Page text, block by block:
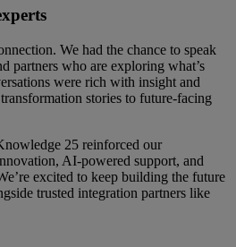
We had the chance to speak
partners who are exploring what’s
were rich with insight and
stories to future-facing
25 reinforced our
AI-powered support, and
excited to keep building the future
trusted integration partners like